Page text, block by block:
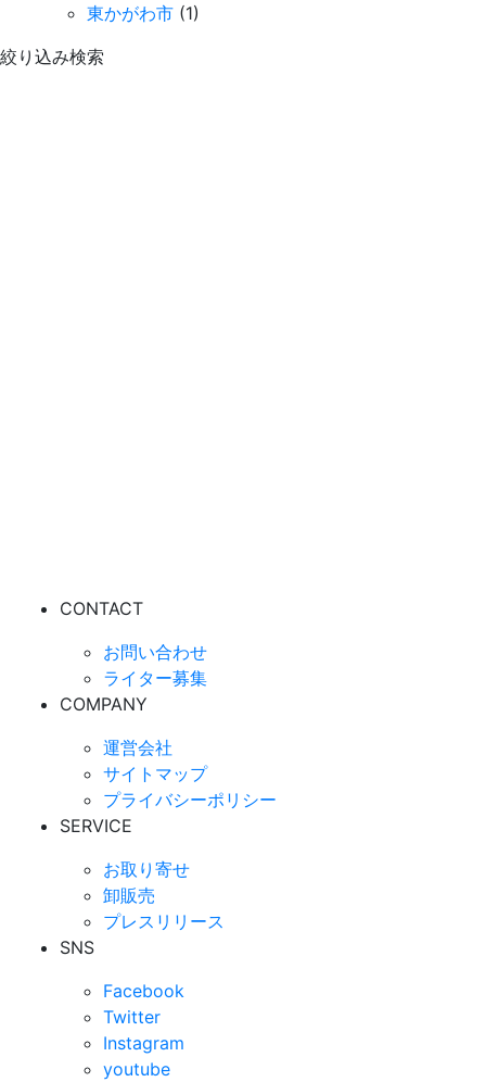
東かがわ市 (1)
絞り込み検索
CONTACT
お問い合わせ
ライター募集
COMPANY
運営会社
サイトマップ
プライバシーポリシー
SERVICE
お取り寄せ
卸販売
プレスリリース
SNS
Facebook
Twitter
Instagram
youtube